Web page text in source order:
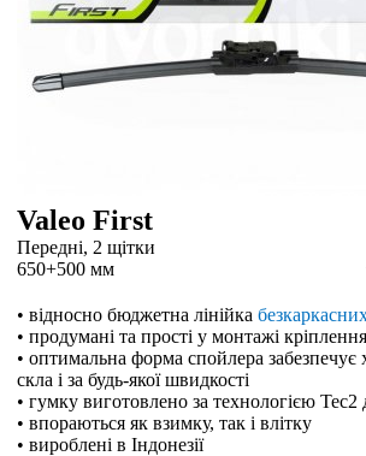
Valeo First
Передні, 2 щітки
650+500 мм
• відносно бюджетна лінійка
• продумані та прості у монтажі кріплення
• оптимальна форма спойлера
скла і за будь-якої швидкості
• гумку виготовлено за технологією Tec2
• впораються як взимку, так і влітку
• вироблені в Індонезії